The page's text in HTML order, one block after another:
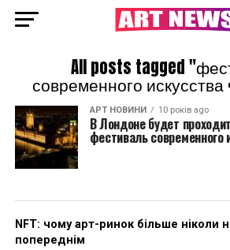
All posts tagged
современного
АРТ НОВИНИ 10 років ago
В Лондоне будет
фестиваль современного
NFT: чому арт-ринок більше ніколи
попереднім